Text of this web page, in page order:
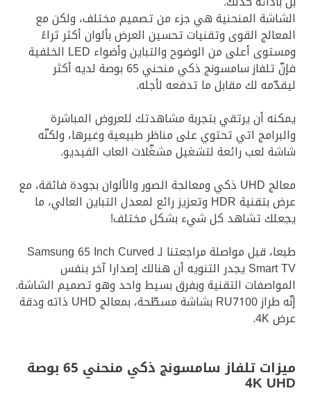
الشاشة المنحنية هي جزء من تصميم مختلف، ولكن مع
المعالج القوى وتقنيات تحسين العرض بألوان أكثر ثراءً
ومستوى أعلى من الوضوح والتباين وأضواء LED الخلفية
فإنّ تلفاز سامسونج ذكي منحني 65 بوصة لديه أكثر
ليقدّمه لك مقابل ما تدفعه لأجله.
يمكنه أن يرتقي بتجربة مشاهدتك للعروض المباشرة
والبرامج اتي تحتوي على مناظر طبيعية وغيرها، ولكنّه
شاشة لعب رائعة لتشغيل مشغّلات العاب الفيديو.
معالج UHD ذكي ومعالجة الصور والألوان بجودة فائقة، مع
عرض بتقنية HDR وتعزيز رائع لمعدل التباين العالي، ما
يجعلك تشاهد كل شيء بشكل مختلف!
طبعا، قبل مواصلة مراجعتنا لـ Samsung 65 Inch Curved
Smart TV يجدر التنويه أن هنالك إصدارا آخر بنفس
المواصفات التقنية وبفرق بسيط واحد وهو تصميم الشاشة.
إنّه طراز RU7100 بشاشة مسطّحة، بمعالج UHD ذاته ودقة
عرض 4K.
ميزات تلفاز سامسونج ذكي منحني 65 بوصة
4K UHD